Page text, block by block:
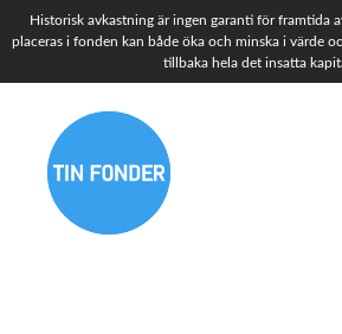
Historisk avkastning är ingen garanti för framtida
placeras i fonden kan både öka och minska i värde
tillbaka hela det insatta